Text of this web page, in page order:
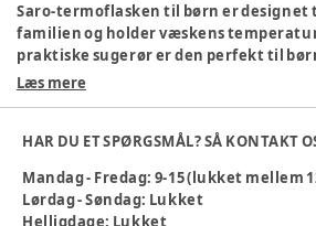
Saro-termoflasken til børn er designet
familien og holder væskens temperatur
praktiske sugerør er den perfekt til
til sport. Fremstillet af dobbeltvægget
uknuselig.
Specifikationer:
Materiale: rustfrit stål
Læs mere
HAR DU ET SPØRGSMÅL? SÅ KONTAKT
Mandag - Fredag: 9-15 (lukket mellem
Lørdag - Søndag: Lukket
Helligdage: Lukket